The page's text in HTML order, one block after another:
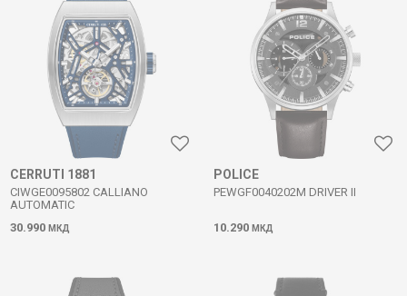
CERRUTI 1881
CIWGE0095802 CALLIANO
AUTOMATIC
30.990 МКД
POLICE
PEWGF0040202M DRIVER II
10.290 МКД